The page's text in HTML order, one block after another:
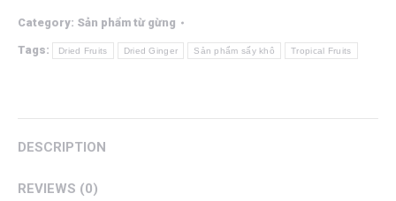
Category: Sản phẩm từ gừng
Tags: Dried Fruits Dried Ginger Sản phẩm sấy khô Tropical Fruits
DESCRIPTION
REVIEWS (0)